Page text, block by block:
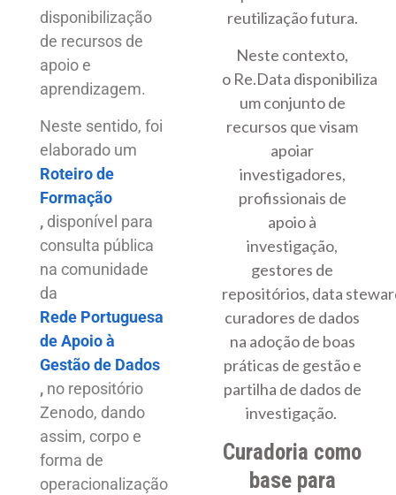
reutilização futura.
Neste contexto,
o Re.Data disponibiliza
um conjunto de
recursos que visam
apoiar
investigadores,
profissionais de
apoio à
investigação,
gestores de
repositórios, data
curadores de dados
na adoção de boas
práticas de gestão e
partilha de dados de
investigação.
Curadoria como
base para
disponibilização
de recursos de
apoio e
aprendizagem.
Neste sentido, foi
elaborado um
Roteiro de
Formação
, disponível para
consulta pública
na comunidade
da
Rede Portuguesa
de Apoio à
Gestão de Dados
, no repositório
Zenodo, dando
assim, corpo e
forma de
operacionalização